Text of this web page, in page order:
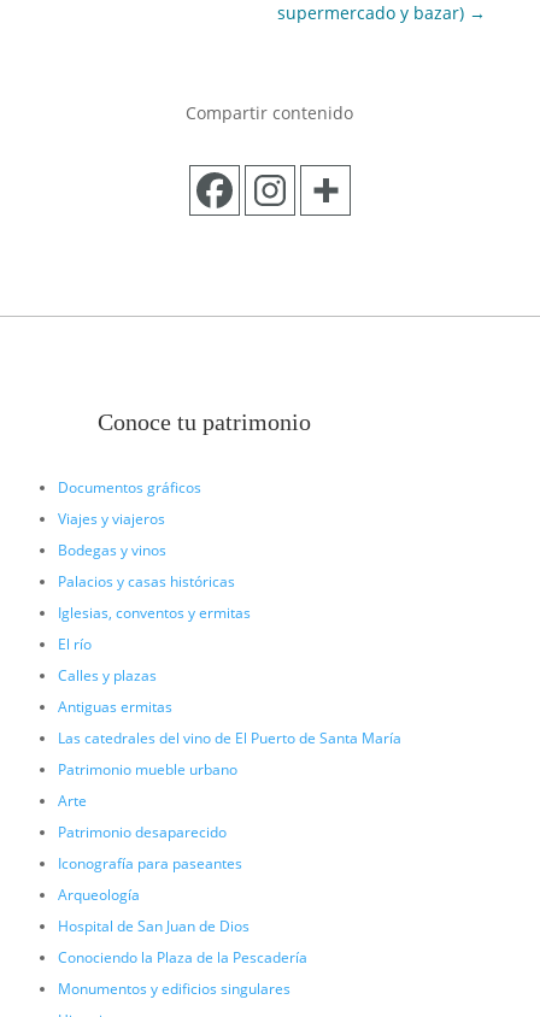
supermercado y bazar) →
Compartir contenido
Conoce tu patrimonio
Documentos gráficos
Viajes y viajeros
Bodegas y vinos
Palacios y casas históricas
Iglesias, conventos y ermitas
El río
Calles y plazas
Antiguas ermitas
Las catedrales del vino de El Puerto de Santa María
Patrimonio mueble urbano
Arte
Patrimonio desaparecido
Iconografía para paseantes
Arqueología
Hospital de San Juan de Dios
Conociendo la Plaza de la Pescadería
Monumentos y edificios singulares